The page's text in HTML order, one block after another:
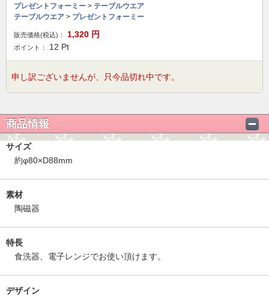
プレゼントフォーミー > テーブルウエア
テーブルウエア > プレゼントフォーミー
販売価格(税込)： 1,320 円
ポイント： 12 Pt
申し訳ございませんが、只今品切れ中です。
商品情報
サイズ
約φ80×D88mm
素材
陶磁器
特長
食洗器、電子レンジでお使い頂けます。
デザイン